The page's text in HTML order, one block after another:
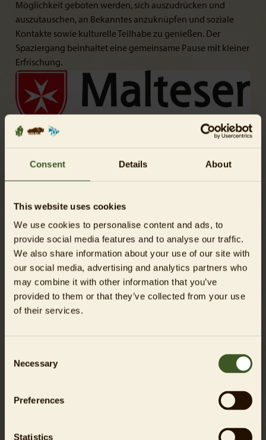
Consent Details About
This website uses cookies
We use cookies to personalise content and ads, to
provide social media features and to analyse our traffic.
We also share information about your use of our site with
our social media, advertising and analytics partners who
may combine it with other information that you’ve
provided to them or that they’ve collected from your use
of their services.
Selection
Necessary
Preferences
Statistics
Möglichkeit geboten werden, sich auszudrücken und
auszutauschen, an Bekanntes anzuknüpfen und soziale
Kontakte sowie kulturelle Teilhabe zu genießen. Der
Spaziergang beinhaltet eine gemeinsame Pause mit kleiner
Erfrischung.
Erfolgreiche Kooperation
Der Tierpark Berlin hat dieses Angebot gemeinsam mit dem
alle von geschulten Mitarbeiter*innen des Malteser
Hilfsdienstes durchgeführt.
Alles auf einen Blick!
Termine